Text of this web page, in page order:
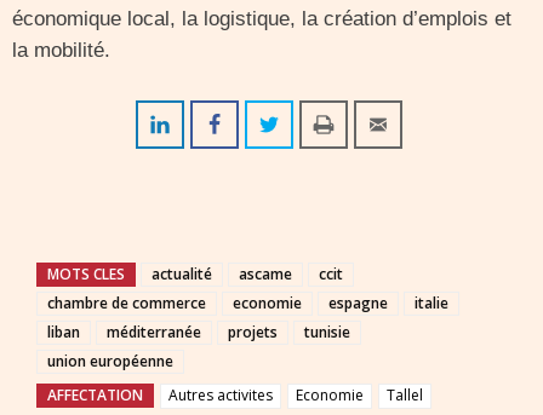
économique local, la logistique, la création d’emplois et
la mobilité.
MOTS CLES actualité ascame
ccit
chambre de commerce
economie espagne
italie
liban
méditerranée projets
tunisie
union européenne
AFFECTATION
Autres activites Economie
Tallel